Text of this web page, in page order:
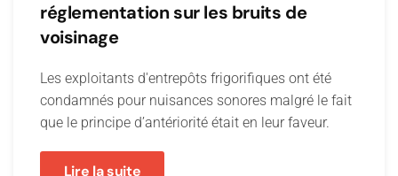
réglementation sur les bruits de
voisinage
Les exploitants d'entrepôts frigorifiques ont été
condamnés pour nuisances sonores malgré le fait
que le principe d’antériorité était en leur faveur.
Lire la suite